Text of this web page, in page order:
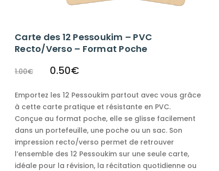
Carte des 12 Pessoukim – PVC
Recto/Verso – Format Poche
1.00€ 0.50€
Emportez les 12 Pessoukim partout avec vous grâce
à cette carte pratique et résistante en PVC.
Conçue au format poche, elle se glisse facilement
dans un portefeuille, une poche ou un sac. Son
impression recto/verso permet de retrouver
l’ensemble des 12 Pessoukim sur une seule carte,
idéale pour la révision, la récitation quotidienne ou